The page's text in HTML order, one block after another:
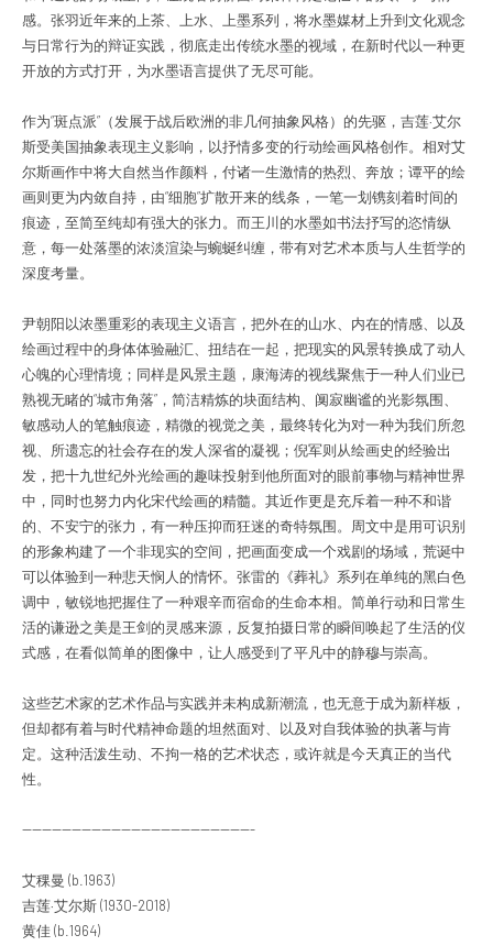
感。张羽近年来的上茶、上水、上墨系列，将水墨媒材上升到文化观念
与日常行为的辩证实践，彻底走出传统水墨的视域，在新时代以一种更
开放的方式打开，为水墨语言提供了无尽可能。
作为“斑点派”（发展于战后欧洲的非几何抽象风格）的先驱，吉莲·艾尔
斯受美国抽象表现主义影响，以抒情多变的行动绘画风格创作。相对艾
尔斯画作中将大自然当作颜料，付诸一生激情的热烈、奔放；谭平的绘
画则更为内敛自持，由“细胞”扩散开来的线条，一笔一划镌刻着时间的
痕迹，至简至纯却有强大的张力。而王川的水墨如书法抒写的恣情纵
意，每一处落墨的浓淡渲染与蜿蜒纠缠，带有对艺术本质与人生哲学的
深度考量。
尹朝阳以浓墨重彩的表现主义语言，把外在的山水、内在的情感、以及
绘画过程中的身体体验融汇、扭结在一起，把现实的风景转换成了动人
心魄的心理情境；同样是风景主题，康海涛的视线聚焦于一种人们业已
熟视无睹的“城市角落”，简洁精炼的块面结构、阒寂幽谧的光影氛围、
敏感动人的笔触痕迹，精微的视觉之美，最终转化为对一种为我们所忽
视、所遗忘的社会存在的发人深省的凝视；倪军则从绘画史的经验出
发，把十九世纪外光绘画的趣味投射到他所面对的眼前事物与精神世界
中，同时也努力内化宋代绘画的精髓。其近作更是充斥着一种不和谐
的、不安宁的张力，有一种压抑而狂迷的奇特氛围。周文中是用可识别
的形象构建了一个非现实的空间，把画面变成一个戏剧的场域，荒诞中
可以体验到一种悲天悯人的情怀。张雷的《葬礼》系列在单纯的黑白色
调中，敏锐地把握住了一种艰辛而宿命的生命本相。简单行动和日常生
活的谦逊之美是王剑的灵感来源，反复拍摄日常的瞬间唤起了生活的仪
式感，在看似简单的图像中，让人感受到了平凡中的静穆与崇高。
这些艺术家的艺术作品与实践并未构成新潮流，也无意于成为新样板，
但却都有着与时代精神命题的坦然面对、以及对自我体验的执著与肯
定。这种活泼生动、不拘一格的艺术状态，或许就是今天真正的当代
性。
-----------------------------------------------
艾稞曼 (b.1963)
吉莲·艾尔斯 (1930-2018)
黄佳 (b.1964)